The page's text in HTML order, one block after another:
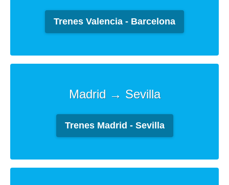
Trenes Valencia - Barcelona
Madrid → Sevilla
Trenes Madrid - Sevilla